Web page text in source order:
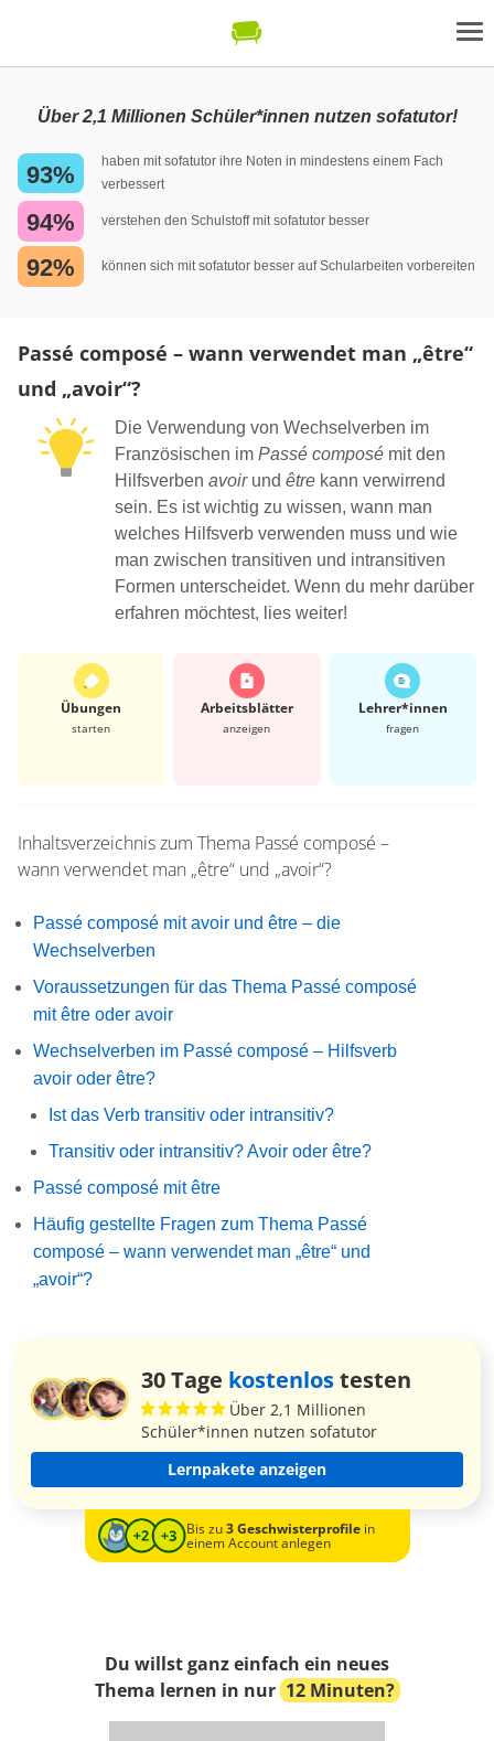
Über 2,1 Millionen Schüler*innen nutzen sofatutor!
93%
haben mit sofatutor ihre Noten in mindestens einem Fach
verbessert
94% verstehen den Schulstoff mit sofatutor besser
92% können sich mit sofatutor besser auf Schularbeiten vorbereiten
Passé composé – wann verwendet man „être“
und „avoir“?
Die Verwendung von Wechselverben im
Französischen im Passé composé mit den
Hilfsverben avoirund être kann verwirrend
sein. Es ist wichtig zu wissen, wann man
welches Hilfsverb verwenden muss und wie
man zwischen transitiven und intransitiven
Formen unterscheidet. Wenn du mehr darüber
erfahren möchtest, lies weiter!
Übungen
starten
Arbeits­blätter
anzeigen
Lehrer*​innen
fragen
Inhaltsverzeichnis zum Thema Passé composé –
wann verwendet man „être“ und „avoir“?
Passé composé mit avoir und être – die
Wechselverben
Voraussetzungen für das Thema Passé composé
mit être oder avoir
Wechselverben im Passé composé – Hilfsverb
avoir oder être?
Ist das Verb transitiv oder intransitiv?
Transitiv oder intransitiv? Avoir oder être?
Passé composé mit être
Häufig gestellte Fragen zum Thema Passé
composé – wann verwendet man „être“ und
„avoir“?
30 Tage kostenlostesten
Über 2,1 Millionen
Schüler*innen nutzen sofatutor
Lernpakete anzeigen
Bis zu3 Geschwisterprofilein
einem Account anlegen
Du willst ganz einfach ein neues
Thema lernen in nur 12 Minuten?